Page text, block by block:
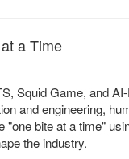
a Time
Squid Game, and
and engineering,
bite at a time"
the industry.